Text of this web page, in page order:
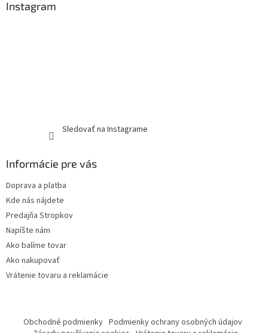
Instagram
Sledovať na Instagrame
Informácie pre vás
Doprava a platba
Kde nás nájdete
Predajňa Stropkov
Napíšte nám
Ako balíme tovar
Ako nakupovať
Vrátenie tovaru a reklamácie
Obchodné podmienky Podmienky ochrany osobných údajov